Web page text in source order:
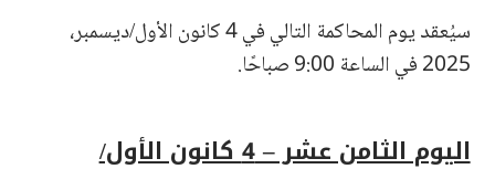
سيُعقد يوم المحاكمة التالي في 4 كانون الأول/ديسمبر،
2025 في الساعة 9:00 صباحًا.
اليوم الثامن عشر – 4 كانون الأول/